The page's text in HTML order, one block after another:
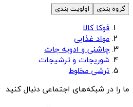
گروه بندی اولویت بندی
فوکا کالا
مواد غذایی
چاشنی و ادویه جات
شوریجات و ترشیجات
ترشی مخلوط
ما را در شبکه‌های اجتماعی دنبال کنید